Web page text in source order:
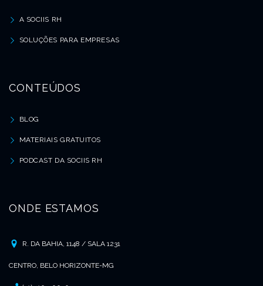
A SOCIIS RH
SOLUÇÕES PARA EMPRESAS
CONTEÚDOS
BLOG
MATERIAIS GRATUITOS
PODCAST DA SOCIIS RH
ONDE ESTAMOS
R. DA BAHIA, 1148 / SALA 1231
CENTRO, BELO HORIZONTE-MG